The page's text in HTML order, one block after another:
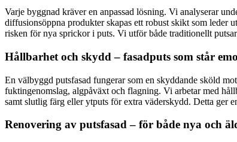
Varje byggnad kräver en anpassad lösning. Vi analyserar
diffusionsöppna produkter skapas ett robust skikt som leder
risken för nya sprickor i puts. Vi utför både traditionellt
Hållbarhet och skydd – fasadputs som står
En välbyggd putsfasad fungerar som en skyddande sköld
fuktingenomslag, algpåväxt och flagning. Vi arbetar med
samt slutlig färg eller ytputs för extra väderskydd. Detta ger
Renovering av putsfasad – för både nya och